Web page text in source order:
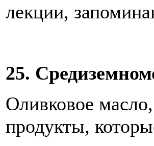
лекции,
25.
Оливковое
продукты,